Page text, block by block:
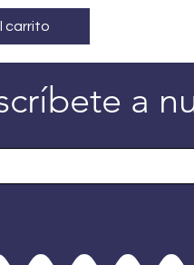
carrito
a